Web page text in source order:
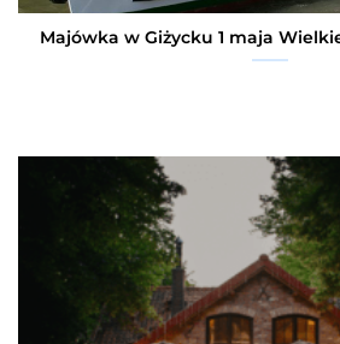
Majówka w Giżycku 1 maja